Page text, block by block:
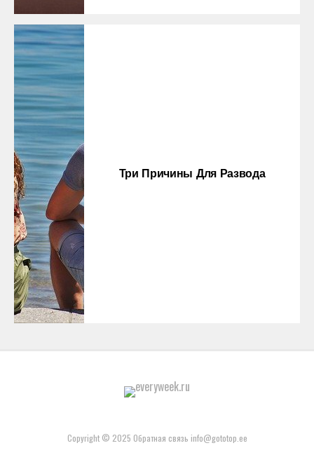
Три Причины Для Развода
Copyright © 2025 Обратная связь info@gototop.ee